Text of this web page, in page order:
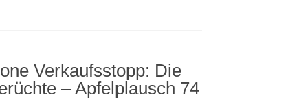
Verkaufsstopp: Die
– Apfelplausch 74